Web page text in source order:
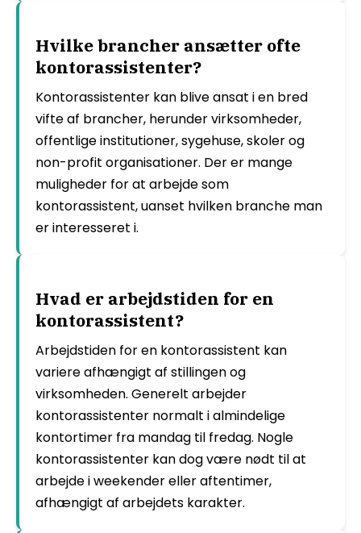
Hvilke brancher ansætter ofte
kontorassistenter?
Kontorassistenter kan blive ansat i en bred
vifte af brancher, herunder virksomheder,
offentlige institutioner, sygehuse, skoler og
non-profit organisationer. Der er mange
muligheder for at arbejde som
kontorassistent, uanset hvilken branche man
er interesseret i.
Hvad er arbejdstiden for en
kontorassistent?
Arbejdstiden for en kontorassistent kan
variere afhængigt af stillingen og
virksomheden. Generelt arbejder
kontorassistenter normalt i almindelige
kontortimer fra mandag til fredag. Nogle
kontorassistenter kan dog være nødt til at
arbejde i weekender eller aftentimer,
afhængigt af arbejdets karakter.